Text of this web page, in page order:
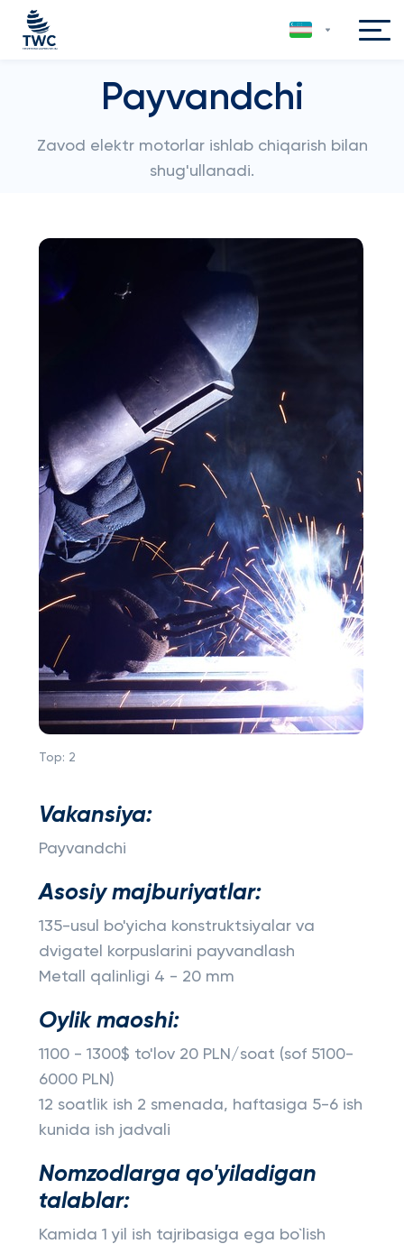
Payvandchi
Zavod elektr motorlar ishlab chiqarish bilan
shug'ullanadi.
Top: 2
Vakansiya:
Payvandchi
Asosiy majburiyatlar:
135-usul bo'yicha konstruktsiyalar va
dvigatel korpuslarini payvandlash
Metall qalinligi 4 - 20 mm
Oylik maoshi:
1100 - 1300$ to'lov 20 PLN/soat (sof 5100-
6000 PLN)
12 soatlik ish 2 smenada, haftasiga 5-6 ish
kunida ish jadvali
Nomzodlarga qo'yiladigan
talablar:
Kamida 1 yil ish tajribasiga ega bo`lish